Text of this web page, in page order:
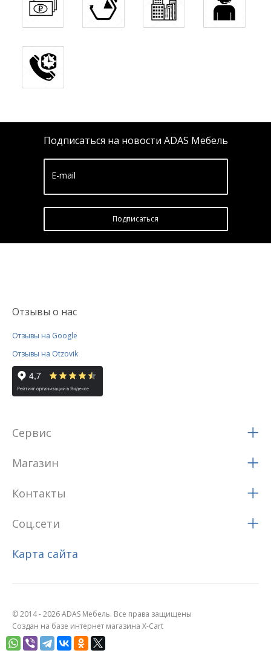
Подписаться на новости ADAS Мебель
E-mail
Подписатьcя
Отзывы о нас
Отзывы на Google
Отзывы на Otzovik
Сервис
Магазин
Контакты
Соц.сети
Карта сайта
© 2014 - 2026 ADAS Мебель. Все права защищены
Создан на базе интернет магазина X-Cart